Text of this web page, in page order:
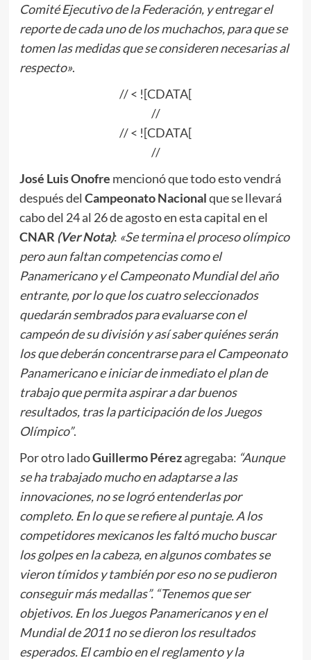
Comité Ejecutivo de la Federación, y entregar el
reporte de cada uno de los muchachos, para que se
tomen las medidas que se consideren necesarias al
respecto».
// < ![CDATA[
//
// < ![CDATA[
//
José Luis Onofre mencionó que todo esto vendrá
después del Campeonato Nacionalque se llevará
cabo del 24 al 26 de agosto en esta capital en el
CNAR (Ver Nota): «Se termina el proceso olímpico
pero aun faltan competencias como el
Panamericano y el Campeonato Mundial del año
entrante, por lo que los cuatro seleccionados
quedarán sembrados para evaluarse con el
campeón de su división y así saber quiénes serán
los que deberán concentrarse para el Campeonato
Panamericano e iniciar de inmediato el plan de
trabajo que permita aspirar a dar buenos
resultados, tras la participación de los Juegos
Olímpico”.
Por otro ladoGuillermo Pérezagregaba: “Aunque
se ha trabajado mucho en adaptarse a las
innovaciones, no se logró entenderlas por
completo. En lo que se refiere al puntaje. A los
competidores mexicanos les faltó mucho buscar
los golpes en la cabeza, en algunos combates se
vieron tímidos y también por eso no se pudieron
conseguir más medallas”. “Tenemos que ser
objetivos. En los Juegos Panamericanos y en el
Mundial de 2011 no se dieron los resultados
esperados. El cambio en el reglamento y la